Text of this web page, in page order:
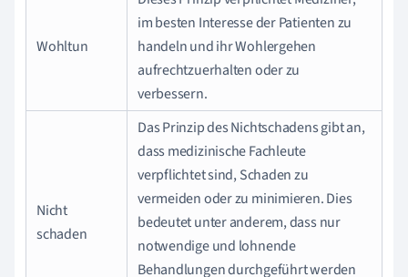
Wohltun
im besten Interesse der Patienten zu
handeln und ihr Wohlergehen
aufrechtzuerhalten oder zu
verbessern.
Nicht
schaden
Das Prinzip des Nichtschadens gibt an,
dass medizinische Fachleute
verpflichtet sind, Schaden zu
vermeiden oder zu minimieren. Dies
bedeutet unter anderem, dass nur
notwendige und lohnende
Behandlungen durchgeführt werden